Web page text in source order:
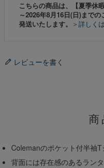
こちらの商品は、【夏季休
～2026年8月16日(日)まで
発送いたします。 ＞詳しく
レビューを書く
商
Colemanのポケット付半袖T
背面には存在感のあるラン